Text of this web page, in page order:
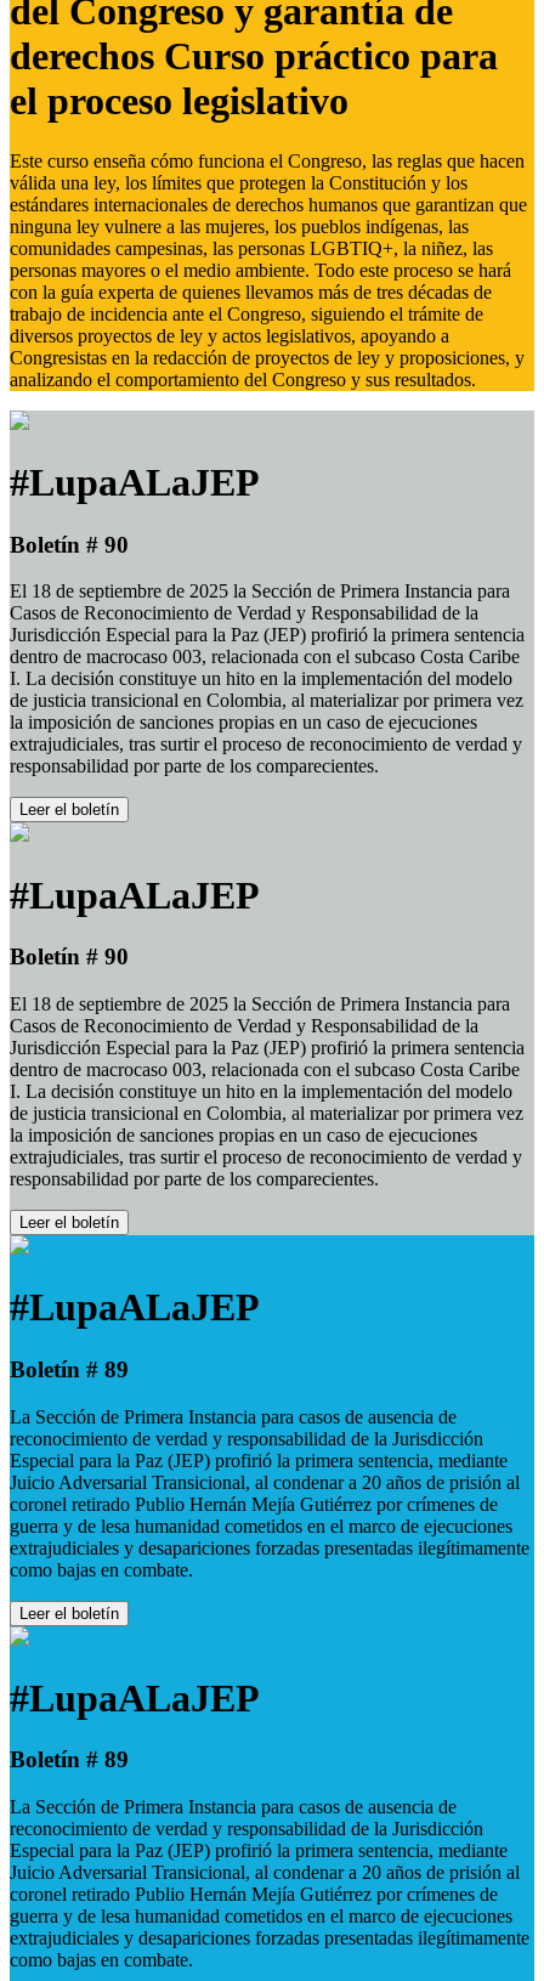
del Congreso y garantía de
derechos Curso práctico para
el proceso legislativo
Este curso enseña cómo funciona el Congreso, las reglas que hacen
válida una ley, los límites que protegen la Constitución y los
estándares internacionales de derechos humanos que garantizan que
ninguna ley vulnere a las mujeres, los pueblos indígenas, las
comunidades campesinas, las personas LGBTIQ+, la niñez, las
personas mayores o el medio ambiente. Todo este proceso se hará
con la guía experta de quienes llevamos más de tres décadas de
trabajo de incidencia ante el Congreso, siguiendo el trámite de
diversos proyectos de ley y actos legislativos, apoyando a
Congresistas en la redacción de proyectos de ley y proposiciones, y
analizando el comportamiento del Congreso y sus resultados.
#LupaALaJEP
Boletín # 90
El 18 de septiembre de 2025 la Sección de Primera Instancia para
Casos de Reconocimiento de Verdad y Responsabilidad de la
Jurisdicción Especial para la Paz (JEP) profirió la primera sentencia
dentro de macrocaso 003, relacionada con el subcaso Costa Caribe
I. La decisión constituye un hito en la implementación del modelo
de justicia transicional en Colombia, al materializar por primera vez
la imposición de sanciones propias en un caso de ejecuciones
extrajudiciales, tras surtir el proceso de reconocimiento de verdad y
responsabilidad por parte de los comparecientes.
Leer el boletín
#LupaALaJEP
Boletín # 90
El 18 de septiembre de 2025 la Sección de Primera Instancia para
Casos de Reconocimiento de Verdad y Responsabilidad de la
Jurisdicción Especial para la Paz (JEP) profirió la primera sentencia
dentro de macrocaso 003, relacionada con el subcaso Costa Caribe
I. La decisión constituye un hito en la implementación del modelo
de justicia transicional en Colombia, al materializar por primera vez
la imposición de sanciones propias en un caso de ejecuciones
extrajudiciales, tras surtir el proceso de reconocimiento de verdad y
responsabilidad por parte de los comparecientes.
Leer el boletín
#LupaALaJEP
Boletín # 89
La Sección de Primera Instancia para casos de ausencia de
reconocimiento de verdad y responsabilidad de la Jurisdicción
Especial para la Paz (JEP) profirió la primera sentencia, mediante
Juicio Adversarial Transicional, al condenar a 20 años de prisión al
coronel retirado Publio Hernán Mejía Gutiérrez por crímenes de
guerra y de lesa humanidad cometidos en el marco de ejecuciones
extrajudiciales y desapariciones forzadas presentadas ilegítimamente
como bajas en combate.
Leer el boletín
#LupaALaJEP
Boletín # 89
La Sección de Primera Instancia para casos de ausencia de
reconocimiento de verdad y responsabilidad de la Jurisdicción
Especial para la Paz (JEP) profirió la primera sentencia, mediante
Juicio Adversarial Transicional, al condenar a 20 años de prisión al
coronel retirado Publio Hernán Mejía Gutiérrez por crímenes de
guerra y de lesa humanidad cometidos en el marco de ejecuciones
extrajudiciales y desapariciones forzadas presentadas ilegítimamente
como bajas en combate.